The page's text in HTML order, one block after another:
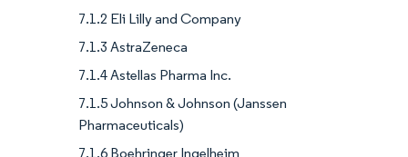
7.1.2 Eli Lilly and Company
7.1.3 AstraZeneca
7.1.4 Astellas Pharma Inc.
7.1.5 Johnson & Johnson (Janssen
Pharmaceuticals)
7.1.6 Boehringer Ingelheim